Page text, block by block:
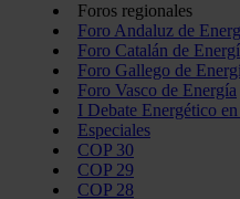
Foros regionales
Foro Andaluz de
Foro Catalán de
Foro Gallego de
Foro Vasco de Energía
I Debate Energético en
Especiales
COP 30
COP 29
COP 28